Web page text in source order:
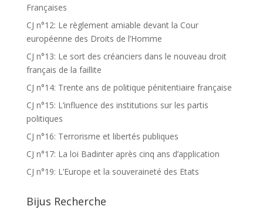
Françaises
CJ n°12: Le règlement amiable devant la Cour
européenne des Droits de l’Homme
CJ n°13: Le sort des créanciers dans le nouveau droit
français de la faillite
CJ n°14: Trente ans de politique pénitentiaire française
CJ n°15: L’influence des institutions sur les partis
politiques
CJ n°16: Terrorisme et libertés publiques
CJ n°17: La loi Badinter après cinq ans d’application
CJ n°19: L’Europe et la souveraineté des Etats
Bijus Recherche